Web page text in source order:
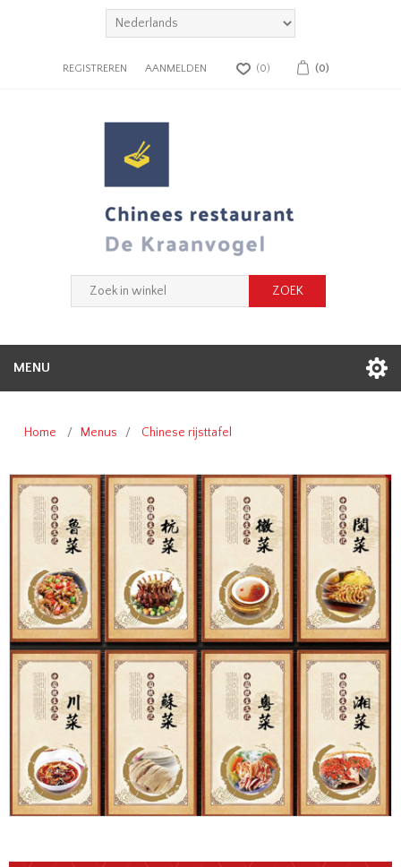
REGISTREREN AANMELDEN (0) (0)
MENU
Home / Menus / Chinese rijsttafel